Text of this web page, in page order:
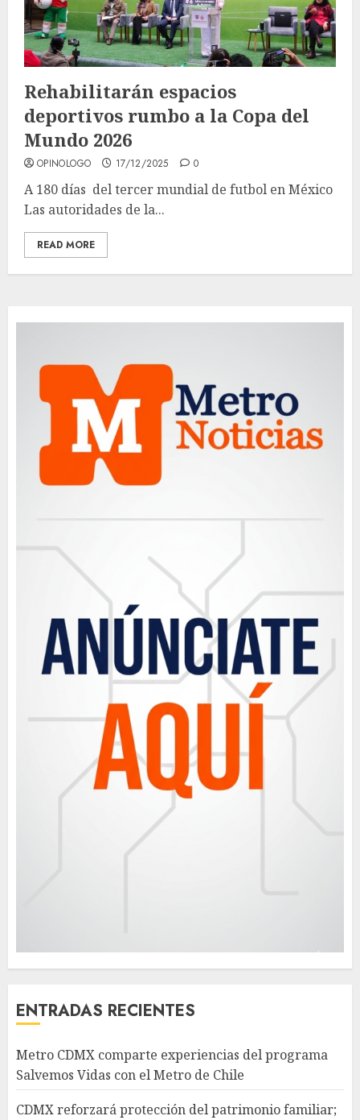
Rehabilitarán espacios
deportivos rumbo a la Copa del
Mundo 2026
OPINOLOGO 17/12/2025 0
A 180 días del tercer mundial de futbol en México
Las autoridades de la...
READ MORE
ENTRADAS RECIENTES
Metro CDMX comparte experiencias del programa
Salvemos Vidas con el Metro de Chile
CDMX reforzará protección del patrimonio familiar;